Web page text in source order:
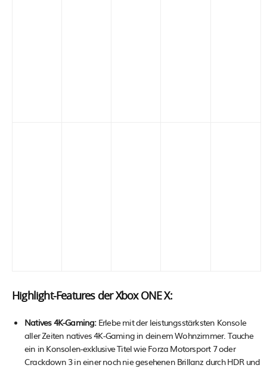
Highlight-Features der Xbox ONE X:
Natives 4K-Gaming:Erlebe mit der leistungsstärksten Konsole
aller Zeiten natives 4K-Gaming in deinem Wohnzimmer. Tauche
ein in Konsolen-exklusive Titel wie Forza Motorsport 7 oder
Crackdown 3 in einer noch nie gesehenen Brillanz durch HDR und